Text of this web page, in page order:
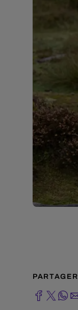
PARTAGER